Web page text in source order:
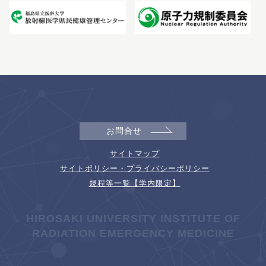
お問合せ
サイトマップ
サイトポリシー・プライバシーポリシー
規程等一覧【学内限定】
HIROSAKI UNIVERSITY INSTITUTE OF
RADIATION EMERGENCY MEDICINE